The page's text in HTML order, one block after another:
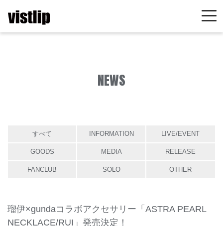
NEWS
すべて INFORMATION LIVE/EVENT
GOODS MEDIA RELEASE
FANCLUB SOLO OTHER
瑠伊×gundaコラボアクセサリー「ASTRA PEARL
NECKLACE/RUI」発売決定！